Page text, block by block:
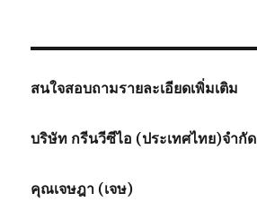
สนใจสอบถามรายละเอียดเพิ่มเติม
บริษัท กรีนวีซีไอ (ประเทศไทย)จำกัด
คุณเจษฎา (เจษ)